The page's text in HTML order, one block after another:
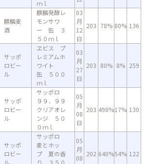
ｍｌ
麒麟麦
酒
麒麟発酵レ
モンサワ
ー 缶 ３
５０ｍｌ
03
月
12
日
203 78% 80% 136
サッポ
ロビー
ル
ヱビス プ
レミアムホ
ワイト
缶 ５００
ｍｌ
03
月
27
日
203 80% 8% 259
サッポ
ロビー
ル
サッポロ
９９．９９
クリアオレ
ンジ ５０
０ｍｌ
05
月
08
日
203 498%17% 130
サッポ
ロビー
ル
サッポロ
麦とホッ
プ 夏の香
り ３５０
05
月
08
202 640%54% 122